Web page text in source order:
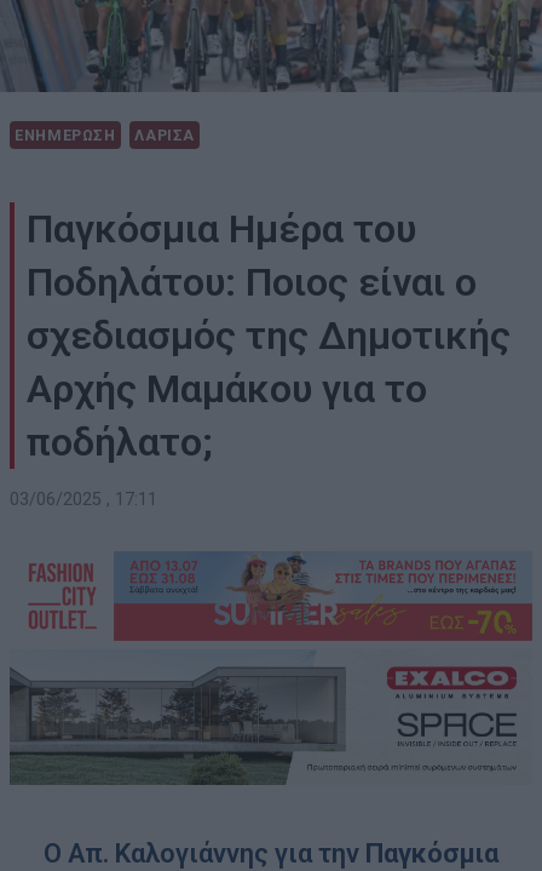
ΕΝΗΜΕΡΩΣΗ ΛΑΡΙΣΑ
Παγκόσμια Ημέρα του
Ποδηλάτου: Ποιος είναι ο
σχεδιασμός της Δημοτικής
Αρχής Μαμάκου για το
ποδήλατο;
03/06/2025 , 17:11
Ο Απ. Καλογιάννης για την Παγκόσμια